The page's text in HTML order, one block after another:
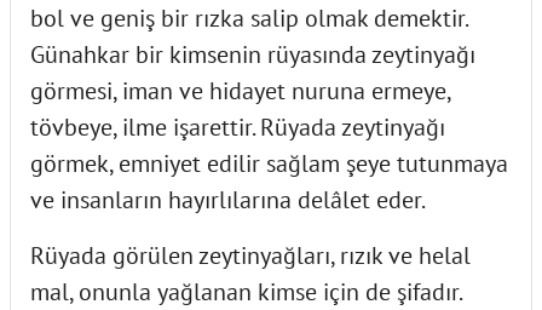
bol ve geniş bir rızka salip olmak demektir.
Günahkar bir kimsenin rüyasında zeytinyağı
görmesi, iman ve hidayet nuruna ermeye,
tövbeye, ilme işarettir. Rüyada zeytinyağı
görmek, emniyet edilir sağlam şeye tutunmaya
ve insanların hayırlılarına delâlet eder.
Rüyada görülen zeytinyağları, rızık ve helal
mal, onunla yağlanan kimse için de şifadır.